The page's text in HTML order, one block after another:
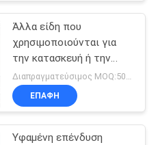
Άλλα είδη που
χρησιμοποιούνται για
την κατασκευή ή την
κατασκευή οχημάτων με
κινητήρα
Διαπραγματεύσιμος MOQ:500 χιλιοστά
ΕΠΑΦΉ
Υφαμένη επένδυση